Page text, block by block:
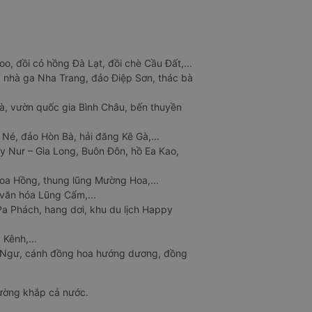
đồi cỏ hồng Đà Lạt, đồi chè Cầu Đất,...
ga Nha Trang, đảo Điệp Sơn, thác bà
vườn quốc gia Bình Châu, bến thuyền
đảo Hòn Bà, hải đăng Kê Gà,...
– Gia Long, Buôn Đôn, hồ Ea Kao,
Hồng, thung lũng Mường Hoa,...
hóa Lũng Cẩm,...
Phách, hang dơi, khu du lịch Happy
cánh đồng hoa hướng dương, đồng
khắp cả nước.